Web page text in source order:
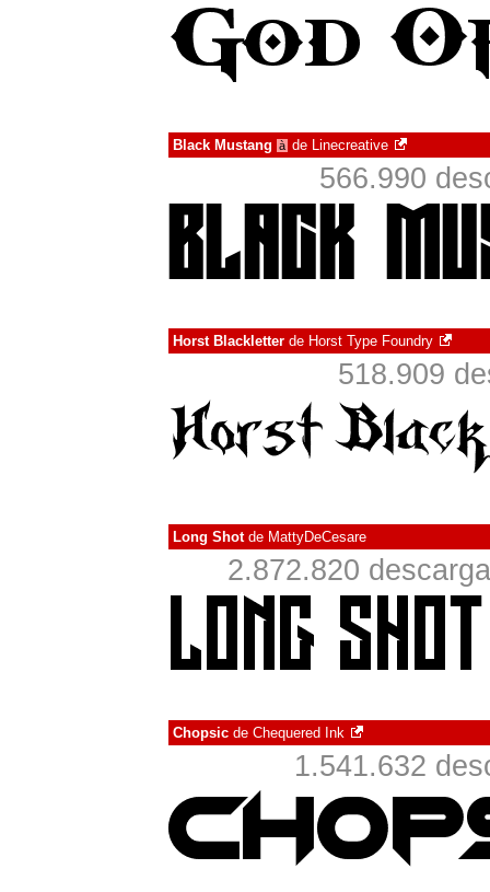
Black Mustang à de Linecreative
566.990
Horst Blackletter de Horst Type Foundry
518.909
Long Shotde MattyDeCesare
2.872.820
Chopsic de Chequered Ink
1.541.632